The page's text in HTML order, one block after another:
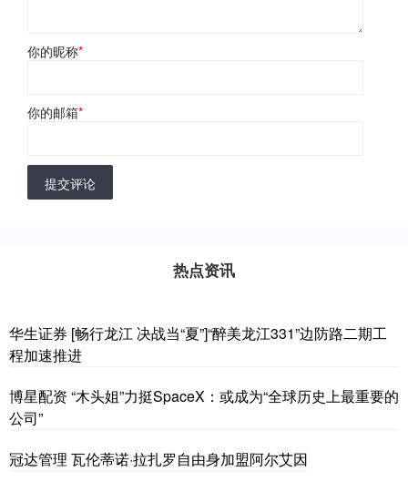
你的昵称*
你的邮箱*
提交评论
热点资讯
华生证券 [畅行龙江 决战当“夏”]“醉美龙江331”边防路二期工
程加速推进
博星配资 “木头姐”力挺SpaceX：或成为“全球历史上最重要的
公司”
冠达管理 瓦伦蒂诺·拉扎罗自由身加盟阿尔艾因